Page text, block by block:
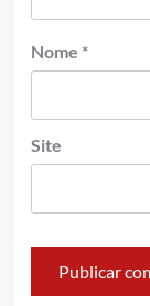
Nome *
Site